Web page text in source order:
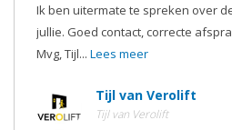
Ik ben uitermate te spreken over
jullie. Goed contact, correcte
Mvg, Tijl... Lees meer
Tijl van Verolift
Tijl van Verolift